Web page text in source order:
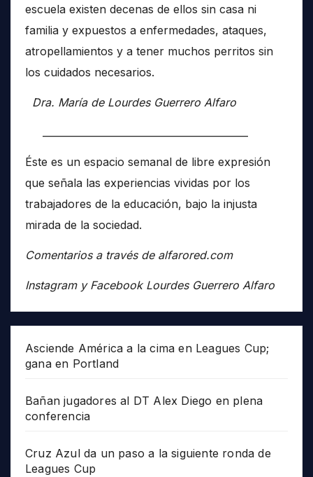
escuela existen decenas de ellos sin casa ni
familia y expuestos a enfermedades, ataques,
atropellamientos y a tener muchos perritos sin
los cuidados necesarios.
Dra. María de Lourdes Guerrero Alfaro
Éste es un espacio semanal de libre expresión
que señala las experiencias vividas por los
trabajadores de la educación, bajo la injusta
mirada de la sociedad.
Comentarios a través de alfarored.com
Instagram y Facebook Lourdes Guerrero Alfaro
Asciende América a la cima en Leagues Cup;
gana en Portland
Bañan jugadores al DT Alex Diego en plena
conferencia
Cruz Azul da un paso a la siguiente ronda de
Leagues Cup